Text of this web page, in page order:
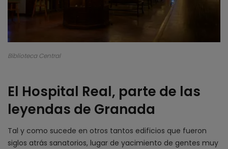
Biblioteca Central
El Hospital Real, parte de las
leyendas de Granada
Tal y como sucede en otros tantos edificios que fueron
siglos atrás sanatorios, lugar de yacimiento de gentes muy